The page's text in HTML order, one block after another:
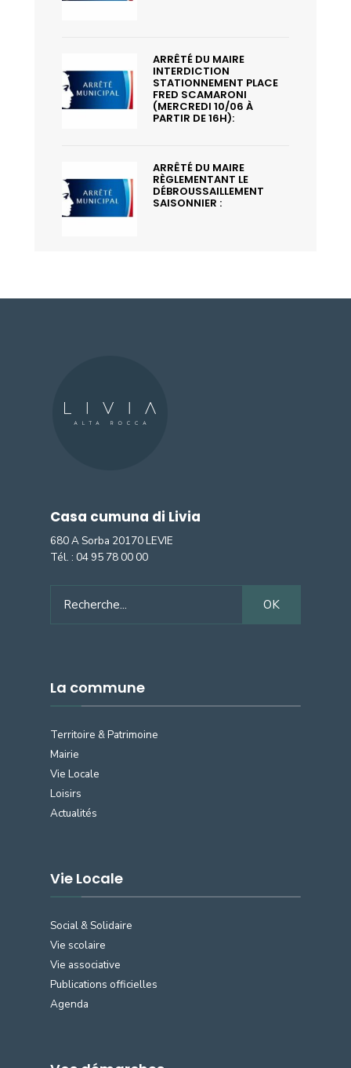
ARRÊTÉ DU MAIRE
INTERDICTION
STATIONNEMENT PLACE
FRED SCAMARONI
(MERCREDI 10/06 À
PARTIR DE 16H):
ARRÊTÉ DU MAIRE
RÈGLEMENTANT LE
DÉBROUSSAILLEMENT
SAISONNIER :
Casa cumuna di Livia
680 A Sorba 20170 LEVIE
Tél. : 04 95 78 00 00
for:
OK
La commune
Territoire & Patrimoine
Mairie
Vie Locale
Loisirs
Actualités
Vie Locale
Social & Solidaire
Vie scolaire
Vie associative
Publications officielles
Agenda